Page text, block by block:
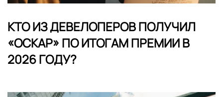
КТО ИЗ ДЕВЕЛОПЕРОВ ПОЛУЧИЛ
«ОСКАР» ПО ИТОГАМ ПРЕМИИ В
2026 ГОДУ?